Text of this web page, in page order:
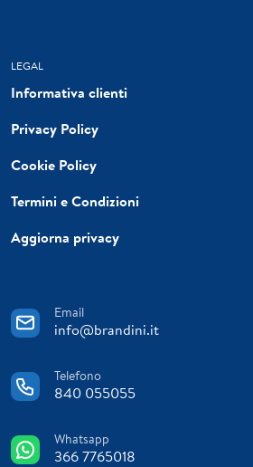
LEGAL
Informativa clienti
Privacy Policy
Cookie Policy
Termini e Condizioni
Aggiorna privacy
Email
info@brandini.it
Telefono
840 055055
Whatsapp
366 7765018